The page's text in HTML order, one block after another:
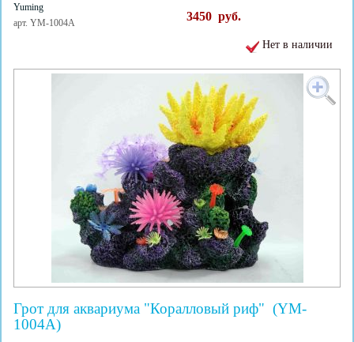
Yuming
арт. YM-1004A
3450 руб.
Нет в наличии
Грот для аквариума "Коралловый риф" (YM-
1004A)